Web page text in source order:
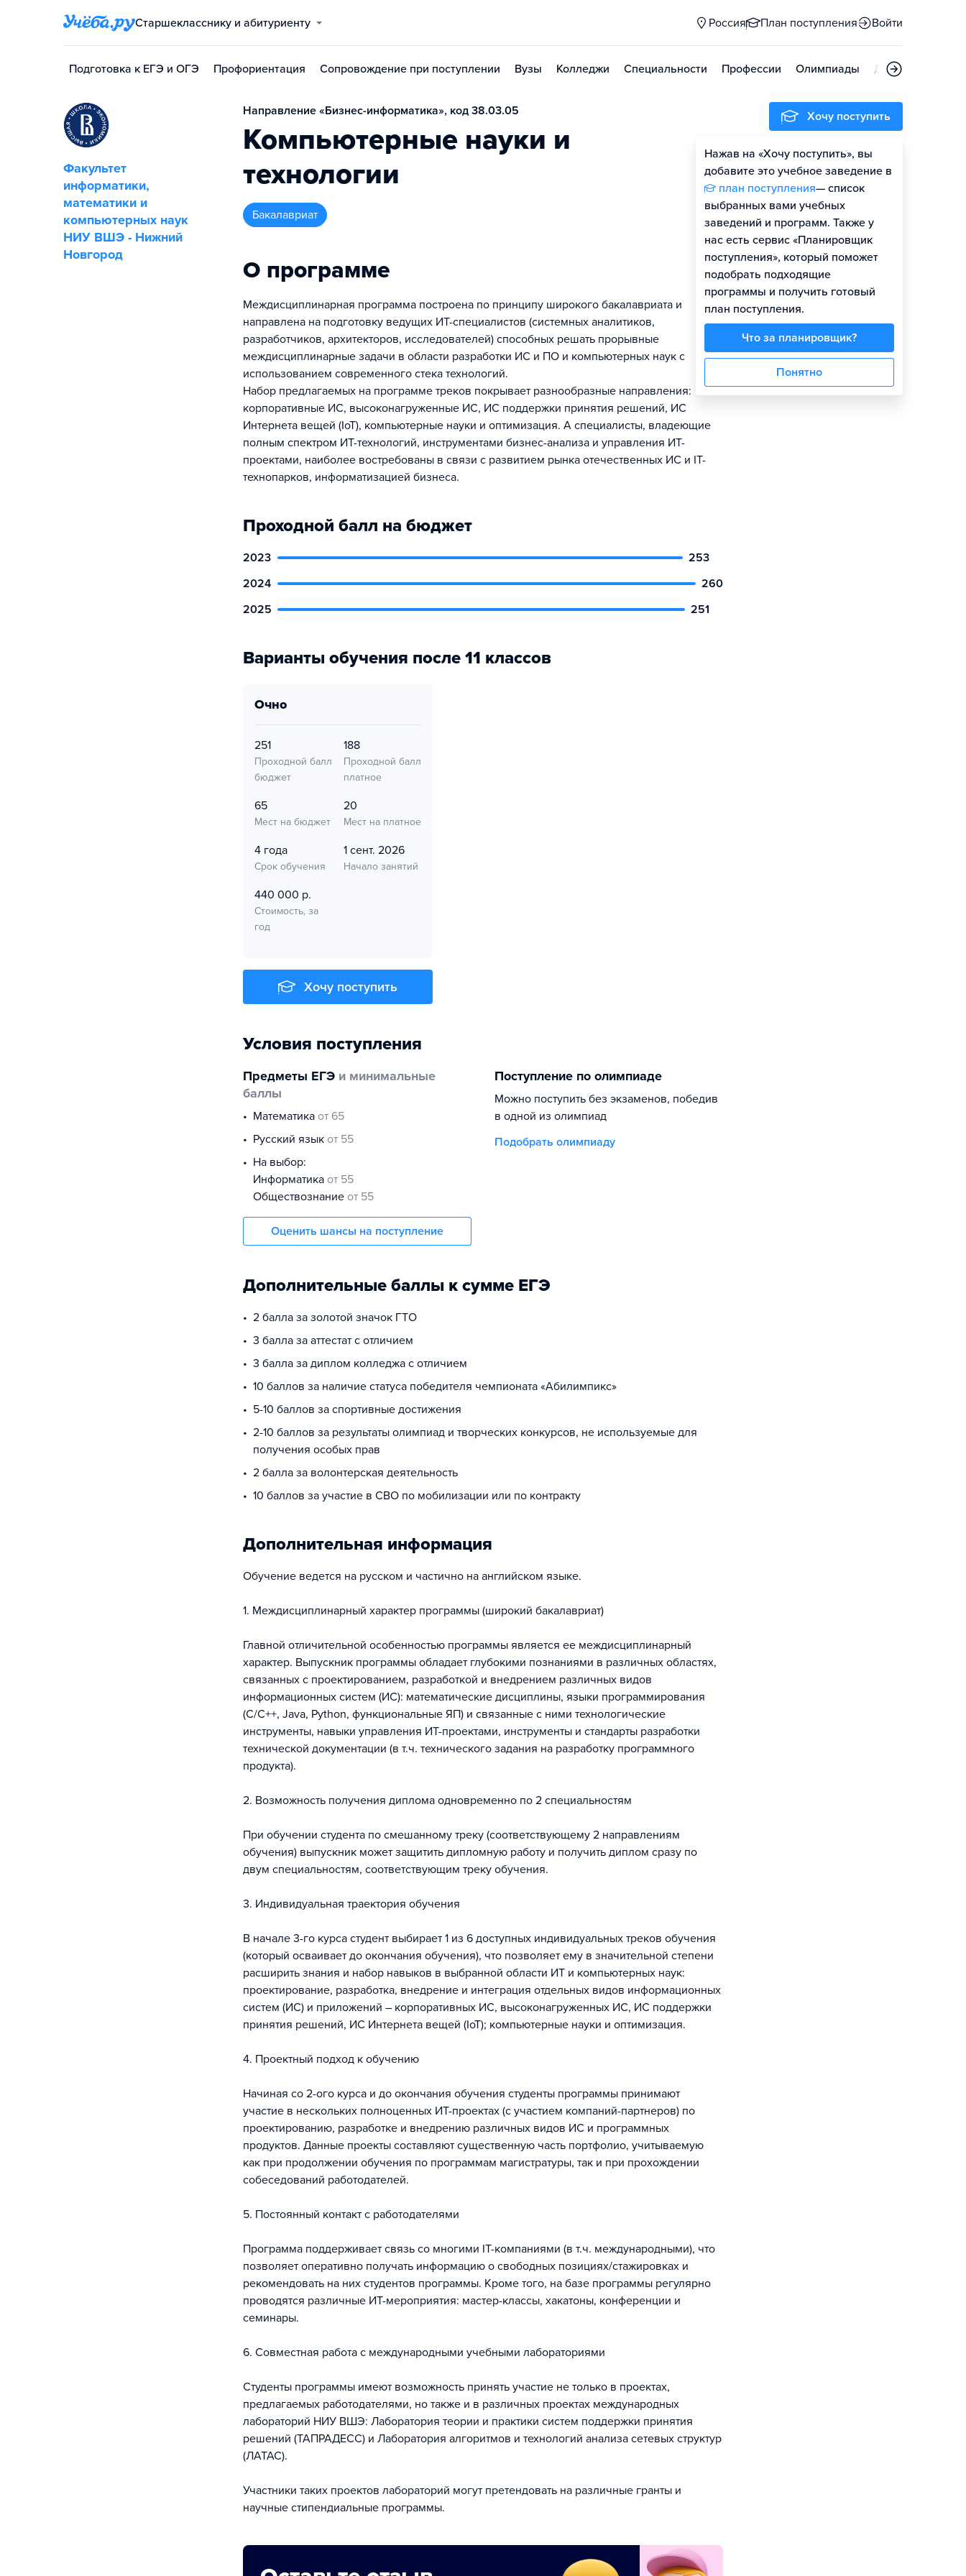
Старшекласснику и абитуриенту Россия План поступления Войти
Подготовка к ЕГЭ и ОГЭ Профориентация Сопровождение при поступлении Вузы Колледжи Специальности Профессии Олимпиады Дни открытых
Факультет
информатики,
математики и
компьютерных наук
НИУ ВШЭ - Нижний
Новгород
Направление «Бизнес-информатика», код 38.03.05
Компьютерные науки и
технологии
бакалавриат
О программе
Междисциплинарная программа построена по принципу широкого бакалавриата и
направлена на подготовку ведущих ИТ-специалистов (системных аналитиков,
разработчиков, архитекторов, исследователей) способных решать прорывные
междисциплинарные задачи в области разработки ИС и ПО и компьютерных наук с
использованием современного стека технологий.
Набор предлагаемых на программе треков покрывает разнообразные направления:
корпоративные ИС, высоконагруженные ИС, ИС поддержки принятия решений, ИС
Интернета вещей (IoT), компьютерные науки и оптимизация. А специалисты, владеющие
полным спектром ИТ-технологий, инструментами бизнес-анализа и управления ИТ-
проектами, наиболее востребованы в связи с развитием рынка отечественных ИС и IT-
технопарков, информатизацией бизнеса.
Проходной балл на бюджет
2023
253
2024
260
2025
251
Варианты обучения после 11 классов
очно
251
Проходной балл
бюджет
188
Проходной балл
платное
65
Мест на бюджет
20
Мест на платное
4 года
Срок обучения
1 сент. 2026
Начало занятий
440 000 р.
Стоимость, за
год
Хочу поступить
Условия поступления
Предметы ЕГЭ и минимальные
баллы
математика от 65
русский язык от 55
На выбор:
информатика от 55
обществознание от 55
Оценить шансы на поступление
Поступление по олимпиаде
Можно поступить без экзаменов, победив
в одной из олимпиад
Подобрать олимпиаду
Дополнительные баллы к сумме ЕГЭ
2 балла за золотой значок ГТО
3 балла за аттестат с отличием
3 балла за диплом колледжа с отличием
10 баллов за наличие статуса победителя чемпионата «Абилимпикс»
5-10 баллов за спортивные достижения
2-10 баллов за результаты олимпиад и творческих конкурсов, не используемые для
получения особых прав
2 балла за волонтерская деятельность
10 баллов за участие в СВО по мобилизации или по контракту
Дополнительная информация
Обучение ведется на русском и частично на английском языке.
1. Междисциплинарный характер программы (широкий бакалавриат)
Главной отличительной особенностью программы является ее междисциплинарный
характер. Выпускник программы обладает глубокими познаниями в различных областях,
связанных с проектированием, разработкой и внедрением различных видов
информационных систем (ИС): математические дисциплины, языки программирования
(C/C++, Java, Python, функциональные ЯП) и связанные с ними технологические
инструменты, навыки управления ИТ-проектами, инструменты и стандарты разработки
технической документации (в т.ч. технического задания на разработку программного
продукта).
2. Возможность получения диплома одновременно по 2 специальностям
При обучении студента по смешанному треку (соответствующему 2 направлениям
обучения) выпускник может защитить дипломную работу и получить диплом сразу по
двум специальностям, соответствующим треку обучения.
3. Индивидуальная траектория обучения
В начале 3-го курса студент выбирает 1 из 6 доступных индивидуальных треков обучения
(который осваивает до окончания обучения), что позволяет ему в значительной степени
расширить знания и набор навыков в выбранной области ИТ и компьютерных наук:
проектирование, разработка, внедрение и интеграция отдельных видов информационных
систем (ИС) и приложений – корпоративных ИС, высоконагруженных ИС, ИС поддержки
принятия решений, ИС Интернета вещей (IoT); компьютерные науки и оптимизация.
4. Проектный подход к обучению
Начиная со 2-ого курса и до окончания обучения студенты программы принимают
участие в нескольких полноценных ИТ-проектах (с участием компаний-партнеров) по
проектированию, разработке и внедрению различных видов ИС и программных
продуктов. Данные проекты составляют существенную часть портфолио, учитываемую
как при продолжении обучения по программам магистратуры, так и при прохождении
собеседований работодателей.
5. Постоянный контакт с работодателями
Программа поддерживает связь со многими IT-компаниями (в т.ч. международными), что
позволяет оперативно получать информацию о свободных позициях/стажировках и
рекомендовать на них студентов программы. Кроме того, на базе программы регулярно
проводятся различные ИТ-мероприятия: мастер-классы, хакатоны, конференции и
семинары.
6. Совместная работа с международными учебными лабораториями
Студенты программы имеют возможность принять участие не только в проектах,
предлагаемых работодателями, но также и в различных проектах международных
лабораторий НИУ ВШЭ: Лаборатория теории и практики систем поддержки принятия
решений (ТАПРАДЕСС) и Лаборатория алгоритмов и технологий анализа сетевых структур
(ЛАТАС).
Участники таких проектов лабораторий могут претендовать на различные гранты и
научные стипендиальные программы.
Хочу поступить
Нажав на «Хочу поступить», вы
добавите это учебное заведение в
план поступления— список
выбранных вами учебных
заведений и программ. Также у
нас есть сервис «Планировщик
поступления», который поможет
подобрать подходящие
программы и получить готовый
план поступления.
Что за планировщик?
Понятно
Оценить шансы